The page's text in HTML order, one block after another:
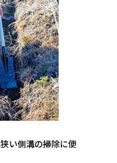
い側溝の掃除に便